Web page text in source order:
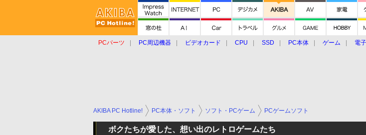
PCパーツ PC周辺機器 ビデオカード CPU SSD PC本体 ゲーム 電
AKIBA PC Hotline! PC本体・ソフト ソフト・PCゲーム PCゲームソフト
ボクたちが愛した、想い出のレトロゲームたち